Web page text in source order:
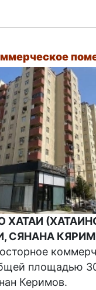
ХАТАИ
СЯНАНА
площадью
Керимов.